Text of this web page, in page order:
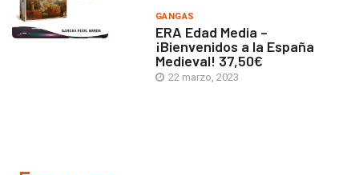
GANGAS
ERA Edad Media –
¡Bienvenidos a la España
Medieval! 37,50€
22 marzo, 2023